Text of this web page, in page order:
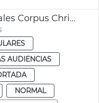
Programa actos centrales Corpus Christi València
AUDIENCIAS
NORMAL